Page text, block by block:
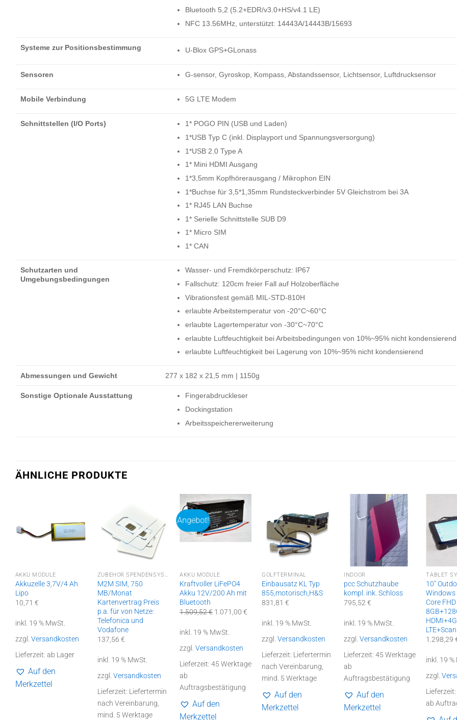
Bluetooth 5,2 (5.2+EDR/v3.0+HS/v4.1 LE)
NFC 13.56MHz, unterstützt: 14443A/14443B/15693
Systeme zur Positionsbestimmung U-Blox GPS+GLonass
Sensoren G-sensor, Gyroskop, Kompass, Abstandssensor, Lichtsensor, Luftdrucksensor
Mobile Verbindung 5G LTE Modem
Schnittstellen (I/O Ports)
1* POGO PIN (USB und Laden)
1*USB Typ C (inkl. Displayport und Spannungsversorgung)
1*USB 2.0 Type A
1* Mini HDMI Ausgang
1*3,5mm Kopfhörerausgang / Mikrophon EIN
1*Buchse für 3,5*1,35mm Rundsteckverbinder 5V Gleichstrom bei 3A
1* RJ45 LAN Buchse
1* Serielle Schnittstelle SUB D9
1* Micro SIM
1* CAN
Schutzarten und
Umgebungsbedingungen
Wasser- und Fremdkörperschutz: IP67
Fallschutz: 120cm freier Fall auf Holzoberfläche
Vibrationsfest gemäß MIL-STD-810H
erlaubte Arbeitstemperatur von -20°C~60°C
erlaubte Lagertemperatur von -30°C~70°C
erlaubte Luftfeuchtigkeit bei Arbeitsbedingungen von 10%~95% nicht kondensierend
erlaubte Luftfeuchtigkeit bei Lagerung von 10%~95% nicht kondensierend
Abmessungen und Gewicht 277 x 182 x 21,5 mm | 1150g
Sonstige Optionale Ausstattung
Fingerabdruckleser
Dockingstation
Arbeitsspeichererweiterung
ÄHNLICHE PRODUKTE
AKKU MODULE
Akkuzelle 3,7V/4 Ah
Lipo
10,71 €
inkl. 19 % MwSt.
zzgl. Versandkosten
Lieferzeit: ab Lager
Auf den
Merkzettel
ZUBEHÖR SPENDENSYSTEME
M2M SIM, 750
MB/Monat
Kartenvertrag Preis
p.a. für von Netze:
Telefonica und
Vodafone
137,56 €
inkl. 19 % MwSt.
zzgl. Versandkosten
Lieferzeit: Liefertermin
nach Vereinbarung,
mind. 5 Werktage
Angebot!
AKKU MODULE
Kraftvoller LiFePO4
Akku 12V/200 Ah mit
Bluetooth
1.509,52€ Ursprünglicher
1.509,52 €
1.071,00€
Preis
inkl. 19 % MwSt.
zzgl.Versandkosten
Lieferzeit:45 Werktage
ab
Auftragsbestätigung
Auf den
Merkzettel
GOLFTERMINAL
Einbausatz KL Typ
855,motorisch,H&S
831,81€
inkl. 19 % MwSt.
zzgl.Versandkosten
Lieferzeit: Liefertermin
nach Vereinbarung,
mind. 5 Werktage
Auf den
Merkzettel
INDOOR
pcc Schutzhaube
kompl. ink. Schloss
795,52€
inkl. 19 % MwSt.
zzgl.Versandkosten
Lieferzeit:45 Werktage
ab
Auftragsbestätigung
Auf den
Merkzettel
TABLET
10″
Windows
Core
HDMI+4G
1.298,29
inkl. 19
zzgl.
ab